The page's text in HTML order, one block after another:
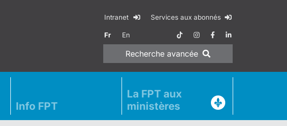
Intranet Services aux abonnés
Fr En
Recherche avancée
Info FPT
La FPT aux
ministères